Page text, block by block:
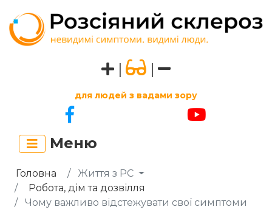
| |
для людей з вадами зору
Меню
Головна
Життя з РС
Робота, дім та дозвілля
Чому важливо відстежувати свої симптоми